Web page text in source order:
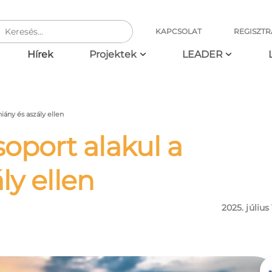
KAPCSOLAT
Hírek Projektek LEADER
és aszály ellen
alakul a
ellen
2025. július